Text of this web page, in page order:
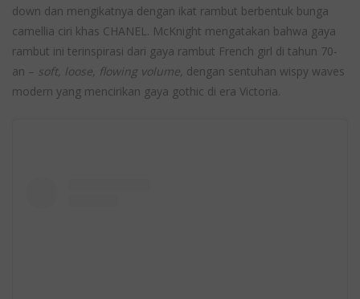
down dan mengikatnya dengan ikat rambut berbentuk bunga
camellia ciri khas CHANEL. McKnight mengatakan bahwa gaya
rambut ini terinspirasi dari gaya rambut French girl di tahun 70-
an – soft, loose, flowing volume, dengan sentuhan wispy waves
modern yang mencirikan gaya gothic di era Victoria.